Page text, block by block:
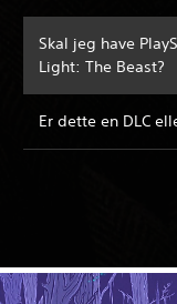
Skal jeg have
Light: The Beast?
Er dette en DLC